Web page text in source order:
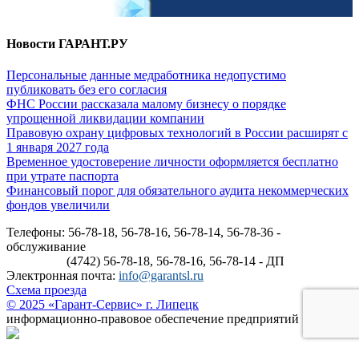
Новости ГАРАНТ.РУ
Персональные данные медработника недопустимо
публиковать без его согласия
ФНС России рассказала малому бизнесу о порядке
упрощенной ликвидации компании
Правовую охрану цифровых технологий в России расширят с
1 января 2027 года
Временное удостоверение личности оформляется бесплатно
при утрате паспорта
Финансовый порог для обязательного аудита некоммерческих
фондов увеличили
Телефоны: 56-78-18, 56-78-16, 56-78-14, 56-78-36 -
обслуживание
(4742) 56-78-18, 56-78-16, 56-78-14 - ДП
Электронная почта: info@garantsl.ru
Схема проезда
© 2025 «Гарант-Сервис» г. Липецк
информационно-правовое обеспечение предприятий